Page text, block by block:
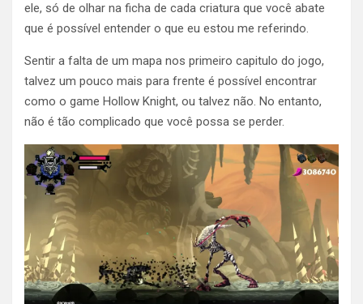
ele, só de olhar na ficha de cada criatura que você abate
que é possível entender o que eu estou me referindo.
Sentir a falta de um mapa nos primeiro capitulo do jogo,
talvez um pouco mais para frente é possível encontrar
como o game Hollow Knight, ou talvez não. No entanto,
não é tão complicado que você possa se perder.